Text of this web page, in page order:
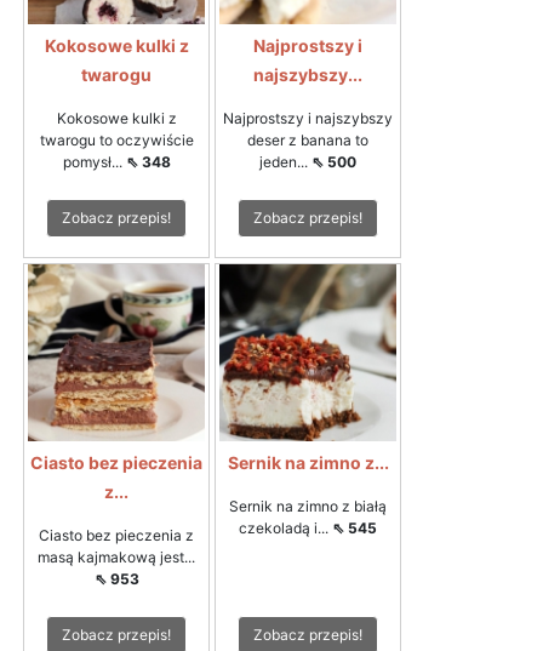
Kokosowe kulki z
twarogu
Kokosowe kulki z
twarogu to oczywiście
pomysł... ⇖ 348
Zobacz przepis!
Najprostszy i
najszybszy...
Najprostszy i najszybszy
deser z banana to
jeden... ⇖ 500
Zobacz przepis!
Ciasto bez pieczenia
z...
Ciasto bez pieczenia z
masą kajmakową jest...
⇖ 953
Zobacz przepis!
Sernik na zimno z...
Sernik na zimno z białą
czekoladą i... ⇖ 545
Zobacz przepis!